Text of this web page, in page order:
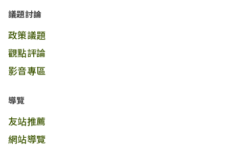
議題討論
政策議題
觀點評論
影音專區
導覽
友站推薦
網站導覽